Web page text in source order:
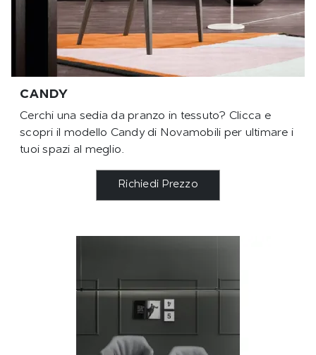
CANDY
Cerchi una sedia da pranzo in tessuto? Clicca e
scopri il modello Candy di Novamobili per ultimare i
tuoi spazi al meglio.
Richiedi Prezzo